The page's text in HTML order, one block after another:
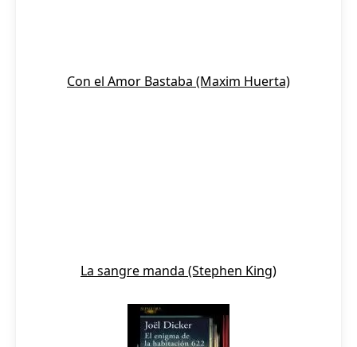
Con el Amor Bastaba (Maxim Huerta)
La sangre manda (Stephen King)